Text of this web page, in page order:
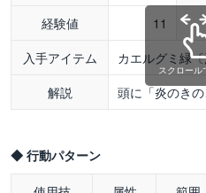
経験値
11
入手アイテム
カエルグミ緑
解説
頭に「炎のき
スクロール
◆ 行動パターン